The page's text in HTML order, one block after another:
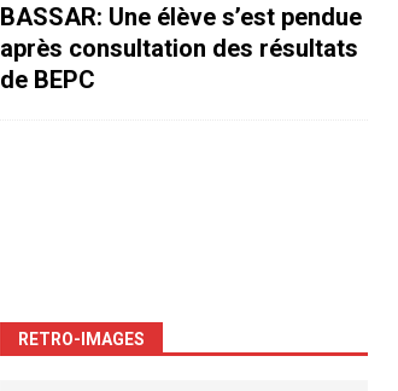
BASSAR: Une élève s’est pendue
après consultation des résultats
de BEPC
RETRO-IMAGES